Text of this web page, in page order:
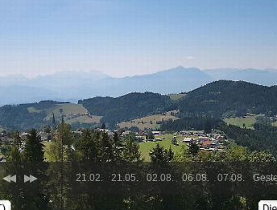
07.08.
06.08.
02.08.
21.05.
21.02.